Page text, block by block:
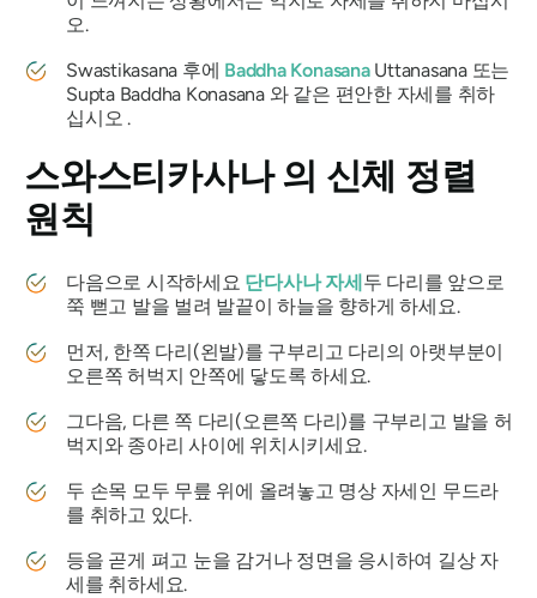
오.
Swastikasana 후에 Baddha KonasanaUttanasana 또는
Supta Baddha Konasana와 같은 편안한 자세를 취하
십시오 .
스와스티카사나의 신체 정렬
원칙
다음으로 시작하세요 단다사나 자세 두 다리를 앞으로
쭉 뻗고 발을 벌려 발끝이 하늘을 향하게 하세요.
먼저, 한쪽 다리(왼발)를 구부리고 다리의 아랫부분이
오른쪽 허벅지 안쪽에 닿도록 하세요.
그다음, 다른 쪽 다리(오른쪽 다리)를 구부리고 발을 허
벅지와 종아리 사이에 위치시키세요.
두 손목 모두 무릎 위에 올려놓고 명상 자세인 무드라
를 취하고 있다.
등을 곧게 펴고 눈을 감거나 정면을 응시하여 길상 자
세를 취하세요.